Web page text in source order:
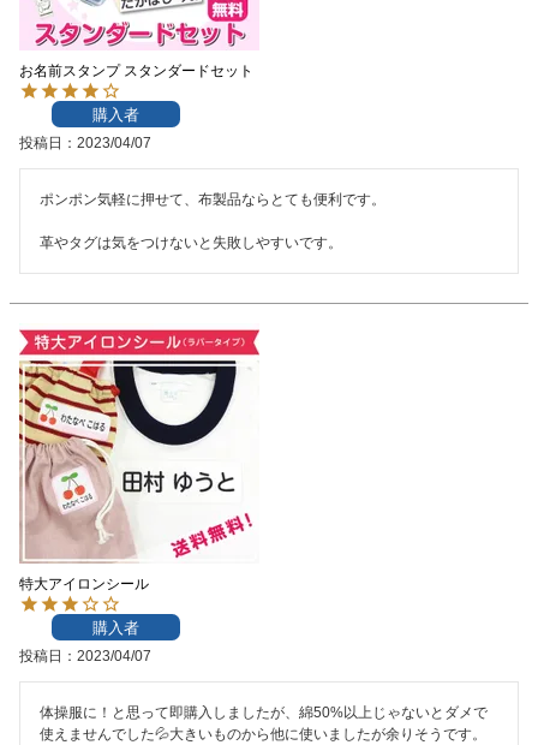
お名前スタンプ スタンダードセット
購入者
投稿日 2023/04/07
ポンポン気軽に押せて、布製品ならとても便利です。
革やタグは気をつけないと失敗しやすいです。
特大アイロンシール
購入者
投稿日 2023/04/07
体操服に！と思って即購入しましたが、綿50%以上じゃないとダメで
使えませんでした💦大きいものから他に使いましたが余りそうです。